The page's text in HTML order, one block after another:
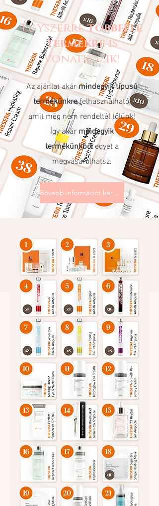
Egyszerretöbbféle
termékreis
vonatkozik!
Az ajánlat akármindegyik típusú
termékünkrefelhasználható,
amit még nem rendeltél tőlünk!
Így akár mindegyik
termékünkbőlegyet a
megvásárolhatsz.
Bővebb információt kérek!